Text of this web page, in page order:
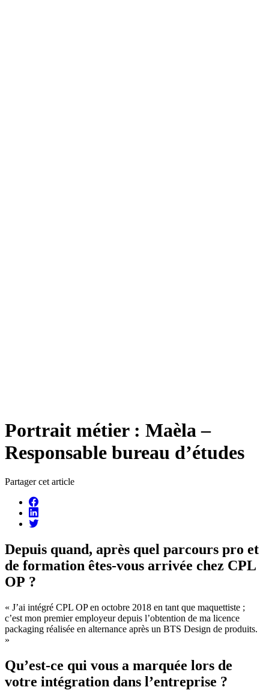
Portrait métier : Maèla –
Responsable bureau d’études
Partager cet article
Depuis quand, après quel parcours pro et
de formation êtes-vous arrivée chez CPL
OP ?
« J’ai intégré CPL OP en octobre 2018 en tant que maquettiste ;
c’est mon premier employeur depuis l’obtention de ma licence
packaging réalisée en alternance après un BTS Design de produits.
»
Qu’est-ce qui vous a marquée lors de
votre intégration dans l’entreprise ?